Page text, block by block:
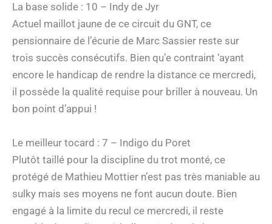
La base solide : 10 – Indy de Jyr
Actuel maillot jaune de ce circuit du GNT, ce
pensionnaire de l’écurie de Marc Sassier reste sur
trois succès consécutifs. Bien qu’e contraint ‘ayant
encore le handicap de rendre la distance ce mercredi,
il possède la qualité requise pour briller à nouveau. Un
bon point d’appui !
Le meilleur tocard : 7 – Indigo du Poret
Plutôt taillé pour la discipline du trot monté, ce
protégé de Mathieu Mottier n’est pas très maniable au
sulky mais ses moyens ne font aucun doute. Bien
engagé à la limite du recul ce mercredi, il reste